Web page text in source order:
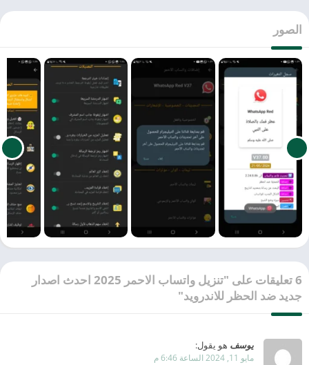
الصور
6 تعليقات على "تنزيل واتساب الاحمر 2025 احدث اصدار
جديد ضد الحظر للاندرويد"
يوسف هو يقول:
مايو 11, 2024 الساعة 6:46 م